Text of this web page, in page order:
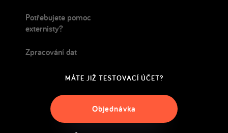
Potřebujete pomoc
externisty?
Zpracování dat
MÁTE JIŽ TESTOVACÍ ÚČET?
Objednávka